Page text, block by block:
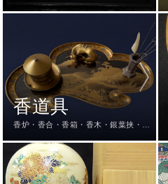
香道具
香炉・香合・香箱・香木・銀葉挟・火